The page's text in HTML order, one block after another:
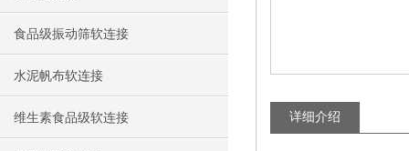
食品级振动筛软连接
水泥帆布软连接
维生素食品级软连接 详细介绍